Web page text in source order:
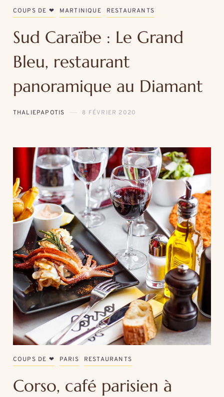
COUPS DE ❤ MARTINIQUE RESTAURANTS
Sud Caraïbe : Le Grand
Bleu, restaurant
panoramique au Diamant
THALIEPAPOTIS 8 FÉVRIER 2020
COUPS DE ❤ PARIS RESTAURANTS
Corso, café parisien à